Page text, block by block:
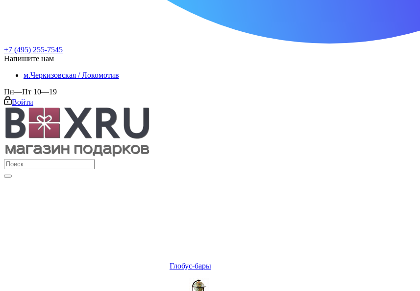
+7 (495) 255-7545
Напишите нам
м.Черкизовская / Локомотив
Пн—Пт 10—19
Войти
Глобус-бары